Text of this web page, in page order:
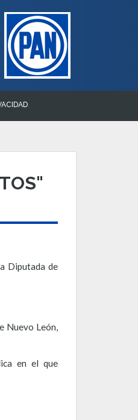
Diputada de
Nuevo León,
en el que